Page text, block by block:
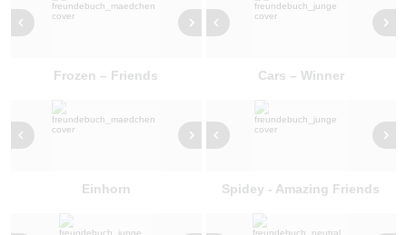
Frozen – Friends Cars – Winner
Einhorn Spidey - Amazing Friends